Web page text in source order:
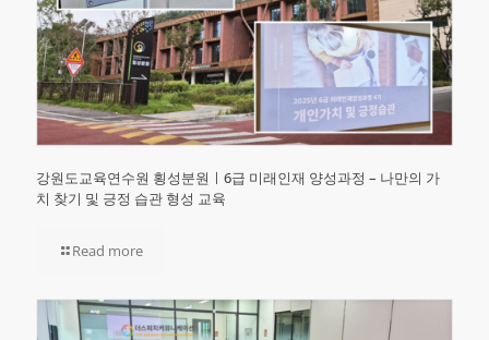
강원도교육연수원 횡성분원ㅣ6급 미래인재 양성과정 – 나만의 가
치 찾기 및 긍정 습관 형성 교육
Read more